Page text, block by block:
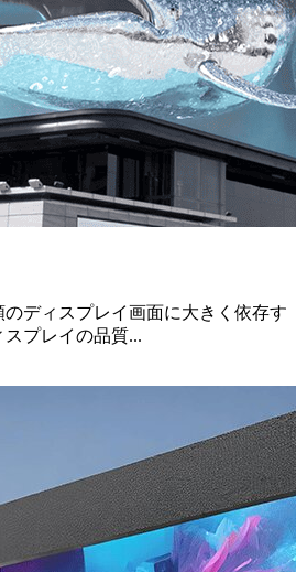
ディスプレイ画面に大きく依存す
プレイの品質...